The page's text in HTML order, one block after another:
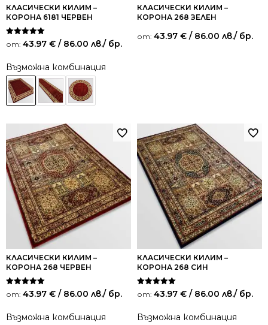
КЛАСИЧЕСКИ КИЛИМ –
КОРОНА 6181 ЧЕРВЕН
Оценено на
5.00
от: 43.97 € / 86.00 лв./ бр.
Възможна комбинация
КЛАСИЧЕСКИ КИЛИМ –
КОРОНА 268 ЗЕЛЕН
от: 43.97 € / 86.00 лв./ бр.
КЛАСИЧЕСКИ КИЛИМ –
КОРОНА 268 ЧЕРВЕН
Оценено на
5.00
от: 43.97 € / 86.00 лв./ бр.
Възможна комбинация
КЛАСИЧЕСКИ КИЛИМ –
КОРОНА 268 СИН
Оценено на
5.00
от: 43.97 € / 86.00 лв./ бр.
Възможна комбинация